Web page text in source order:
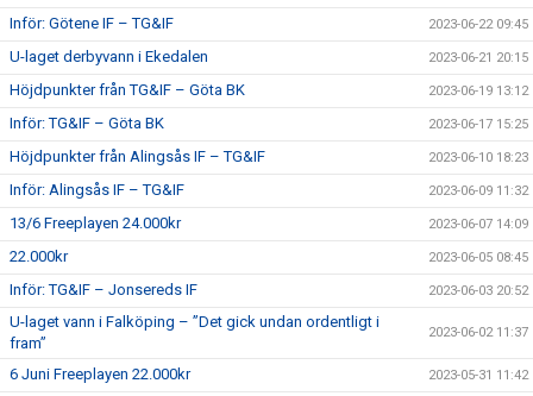
Inför: Götene IF – TG&IF 2023-06-22 09:45
U-laget derbyvann i Ekedalen 2023-06-21 20:15
Höjdpunkter från TG&IF – Göta BK 2023-06-19 13:12
Inför: TG&IF – Göta BK 2023-06-17 15:25
Höjdpunkter från Alingsås IF – TG&IF 2023-06-10 18:23
Inför: Alingsås IF – TG&IF 2023-06-09 11:32
13/6 Freeplayen 24.000kr 2023-06-07 14:09
22.000kr 2023-06-05 08:45
Inför: TG&IF – Jonsereds IF 2023-06-03 20:52
U-laget vann i Falköping – ”Det gick undan ordentligt i
fram”
2023-06-02 11:37
6 Juni Freeplayen 22.000kr 2023-05-31 11:42